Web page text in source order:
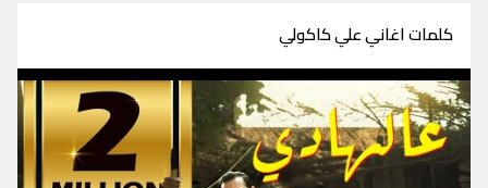
كلمات اغاني علي كاكولي